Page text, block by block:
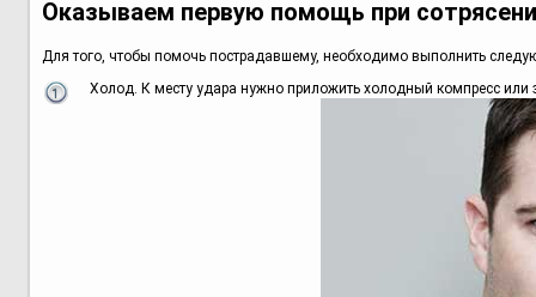
Оказываем первую помощь при
Для того, чтобы помочь пострадавшему, необходимо выполнить
Холод. К месту удара нужно приложить холодный компресс